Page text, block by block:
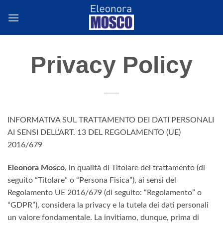
Privacy Policy
INFORMATIVA SUL TRATTAMENTO DEI DATI PERSONALI
AI SENSI DELL’ART. 13 DEL REGOLAMENTO (UE)
2016/679
Eleonora Mosco, in qualità di Titolare del trattamento (di
seguito “Titolare” o “Persona Fisica”), ai sensi del
Regolamento UE 2016/679 (di seguito: “Regolamento” o
“GDPR”), considera la privacy e la tutela dei dati personali
un valore fondamentale. La invitiamo, dunque, prima di